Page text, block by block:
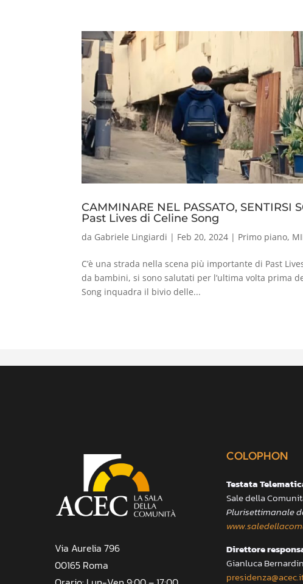
CAMMINARE NEL PASSATO, SENTIRSI
Past Lives di Celine Song
da Gabriele Lingiardi | Feb 20, 2024 | Primo piano,
C’è una strada nella scena più importante di Past
da bambini, si sono salutati per l’ultima volta prima
Song inquadra il bivio delle...
Via Aurelia 796
00165 Roma
COLOPHON
Testata
Sale della
Plurisettimanale
Direttore
Gianluca